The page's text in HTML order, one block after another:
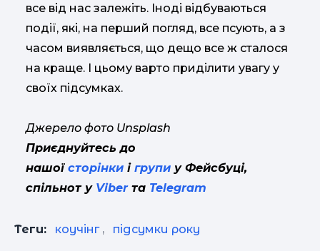
все від нас залежіть. Іноді відбуваються
події, які, на перший погляд, все псують, а з
часом виявляється, що дещо все ж сталося
на краще. І цьому варто приділити увагу у
своїх підсумках.
Джерело фото Unsplash
Приєднуйтесь до
нашої сторінки і групи у Фейсбуці,
спільнот у Viberта Telegram
Теги: коучінг , підсумки року